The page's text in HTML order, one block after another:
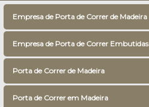
Empresa de Porta de Correr de Madeira
Empresa de Porta de Correr Embutidas
Porta de Correr de Madeira
Porta de Correr em Madeira